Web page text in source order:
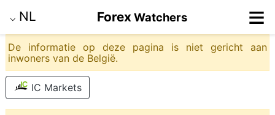
⌵ NL ForexWatchers ≡
De informatie op deze pagina is niet gericht aan
inwoners van de België.
IC Markets